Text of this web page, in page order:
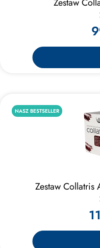
NASZ BESTSELLER
Zestaw Collatris